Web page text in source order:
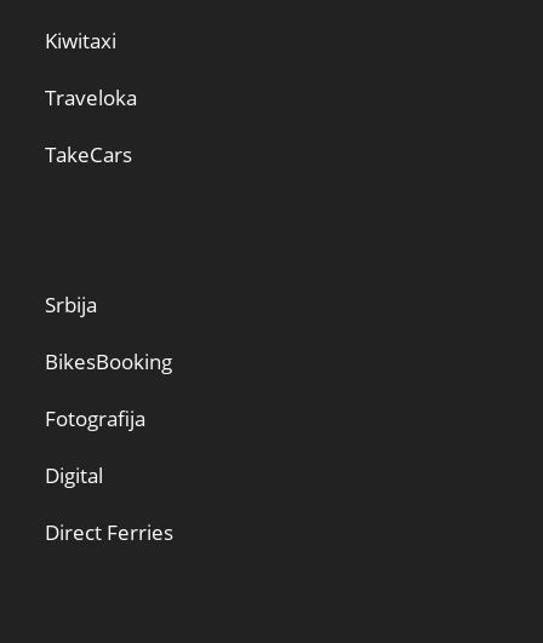
Kiwitaxi
Traveloka
TakeCars
Srbija
BikesBooking
Fotografija
Digital
Direct Ferries